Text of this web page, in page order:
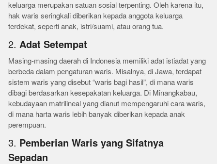
keluarga merupakan satuan sosial terpenting. Oleh karena itu,
hak waris seringkali diberikan kepada anggota keluarga
terdekat, seperti anak, istri/suami, atau orang tua.
2.Adat Setempat
Masing-masing daerah di Indonesia memiliki adat istiadat yang
berbeda dalam pengaturan waris. Misalnya, di Jawa, terdapat
sistem waris yang disebut “waris bagi hasil”, di mana waris
dibagi berdasarkan kesepakatan keluarga. Di Minangkabau,
kebudayaan matrilineal yang dianut mempengaruhi cara waris,
di mana harta waris lebih banyak diberikan kepada anak
perempuan.
3. Pemberian Waris yang Sifatnya
Sepadan